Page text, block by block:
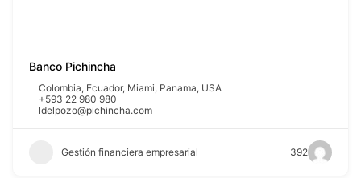
Banco Pichincha
Colombia, Ecuador, Miami, Panama, USA
+593 22 980 980
ldelpozo@pichincha.com
Gestión financiera empresarial 392